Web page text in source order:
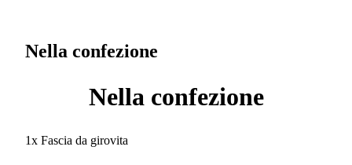
Nella confezione
Nella confezione
1x Fascia da girovita